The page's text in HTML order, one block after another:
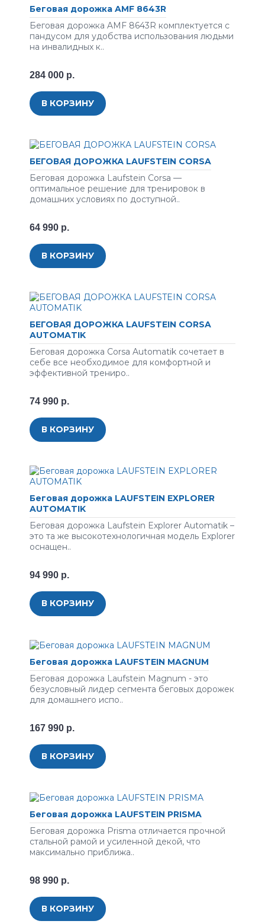
Беговая дорожка AMF 8643R
Беговая дорожка AMF 8643R комплектуется с
пандусом для удобства использования людьми
на инвалидных к..
284 000 р.
В КОРЗИНУ
БЕГОВАЯ ДОРОЖКА LAUFSTEIN CORSA
Беговая дорожка Laufstein Corsa —
оптимальное решение для тренировок в
домашних условиях по доступной..
64 990 р.
В КОРЗИНУ
БЕГОВАЯ ДОРОЖКА LAUFSTEIN CORSA
AUTOMATIK
Беговая дорожка Corsa Automatik сочетает в
себе все необходимое для комфортной и
эффективной трениро..
74 990 р.
В КОРЗИНУ
Беговая дорожка LAUFSTEIN EXPLORER
AUTOMATIK
Беговая дорожка Laufstein Explorer Automatik –
это та же высокотехнологичная модель Explorer
оснащен..
94 990 р.
В КОРЗИНУ
Беговая дорожка LAUFSTEIN MAGNUM
Беговая дорожка Laufstein Magnum - это
безусловный лидер сегмента беговых дорожек
для домашнего испо..
167 990 р.
В КОРЗИНУ
Беговая дорожка LAUFSTEIN PRISMA
Беговая дорожка Prisma отличается прочной
стальной рамой и усиленной декой, что
максимально приближа..
98 990 р.
В КОРЗИНУ